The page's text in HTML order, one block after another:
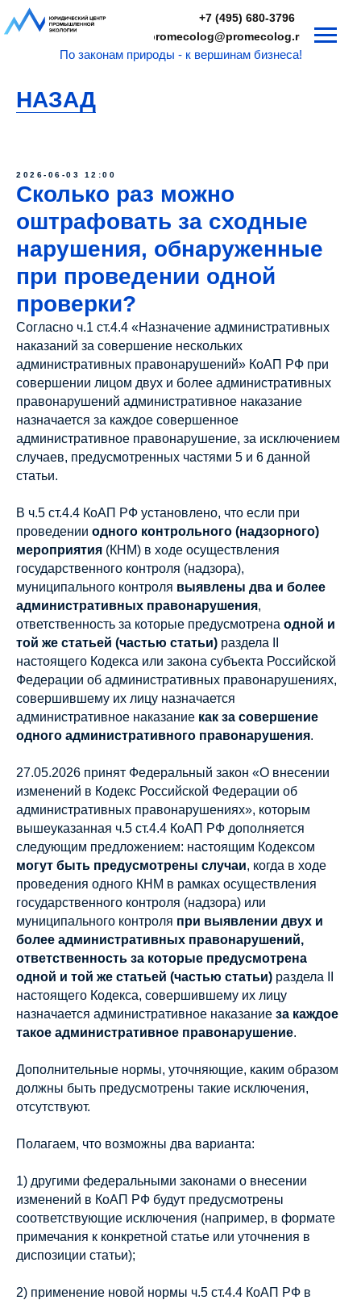
По законам природы - к вершинам бизнеса!
+7 (495) 680-3796
promecolog@promecolog.ru
НАЗАД
2026-06-03 12:00
Сколько раз можно
оштрафовать за сходные
нарушения, обнаруженные
при проведении одной
проверки?
Согласно ч.1 ст.4.4 «Назначение административных
наказаний за совершение нескольких
административных правонарушений» КоАП РФ при
совершении лицом двух и более административных
правонарушений административное наказание
назначается за каждое совершенное
административное правонарушение, за исключением
случаев, предусмотренных частями 5 и 6 данной
статьи.
В ч.5 ст.4.4 КоАП РФ установлено, что если при
проведении одного контрольного (надзорного)
мероприятия (КНМ) в ходе осуществления
государственного контроля (надзора),
муниципального контроля выявлены два и более
административных правонарушения,
ответственность за которые предусмотрена одной и
той же статьей (частью статьи) раздела II
настоящего Кодекса или закона субъекта Российской
Федерации об административных правонарушениях,
совершившему их лицу назначается
административное наказание как за совершение
одного административного правонарушения.
27.05.2026 принят Федеральный закон «О внесении
изменений в Кодекс Российской Федерации об
административных правонарушениях», которым
вышеуказанная ч.5 ст.4.4 КоАП РФ дополняется
следующим предложением: настоящим Кодексом
могут быть предусмотрены случаи, когда в ходе
проведения одного КНМ в рамках осуществления
государственного контроля (надзора) или
муниципального контроля при выявлении двух и
более административных правонарушений,
ответственность за которые предусмотрена
одной и той же статьей (частью статьи) раздела II
настоящего Кодекса, совершившему их лицу
назначается административное наказание за каждое
такое административное правонарушение.
Дополнительные нормы, уточняющие, каким образом
должны быть предусмотрены такие исключения,
отсутствуют.
Полагаем, что возможны два варианта:
1) другими федеральными законами о внесении
изменений в КоАП РФ будут предусмотрены
соответствующие исключения (например, в формате
примечания к конкретной статье или уточнения в
диспозиции статьи);
2) применение новой нормы ч.5 ст.4.4 КоАП РФ в